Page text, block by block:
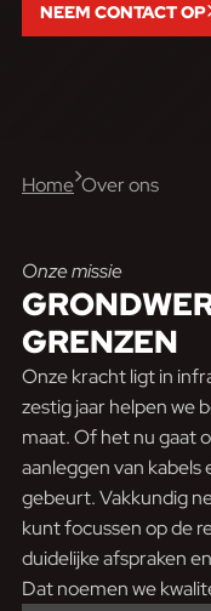
NEEM CONTACT OP
Home Over ons
Onze missie
GRENZEN
Onze kracht ligt in
zestig jaar helpen we
maat. Of het nu gaat
aanleggen van kabels
gebeurt. Vakkundig
kunt focussen op de
duidelijke afspraken
Dat noemen we